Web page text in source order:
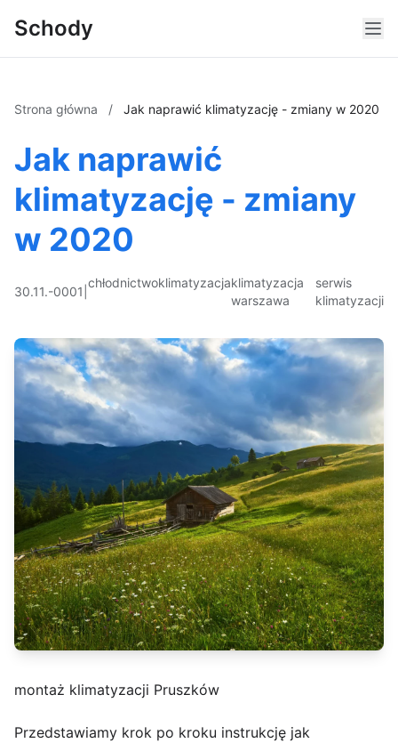
Schody
Strona główna / Jak naprawić klimatyzację - zmiany w 2020
Jak naprawić
klimatyzację - zmiany
w 2020
30.11.-0001
chłodnictwoklimatyzacjaklimatyzacja
warszawa
serwis
klimatyzacji
montaż klimatyzacji Pruszków
Przedstawiamy krok po kroku instrukcję jak